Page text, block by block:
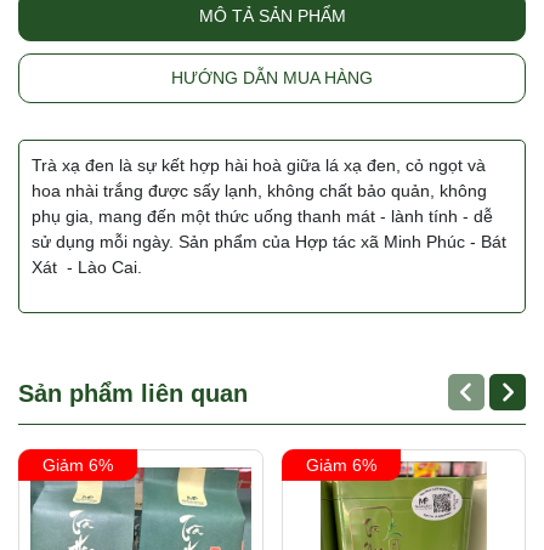
MÔ TẢ SẢN PHẨM
HƯỚNG DẪN MUA HÀNG
Trà xạ đen là sự kết hợp hài hoà giữa lá xạ đen, cỏ ngọt và
hoa nhài trắng được sấy lạnh, không chất bảo quản, không
phụ gia, mang đến một thức uống thanh mát - lành tính - dễ
sử dụng mỗi ngày. Sản phẩm của Hợp tác xã Minh Phúc - Bát
Xát - Lào Cai.
Sản phẩm liên quan
Giảm 6% Giảm 6%